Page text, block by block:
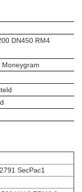
DN450 RM4
Moneygram
SecPac1